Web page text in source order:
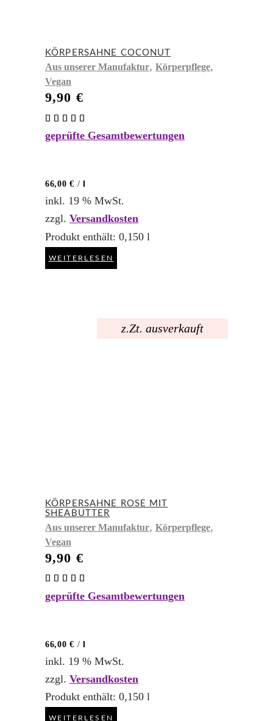
KÖRPERSAHNE COCONUT
Aus unserer Manufaktur, Körperpflege,
Vegan
9,90 €
5.00
geprüfte Gesamtbewertungen
66,00€ /l
inkl. 19 % MwSt.
zzgl. Versandkosten
Produkt enthält: 0,150 l
WEITERLESEN
z.Zt. ausverkauft
KÖRPERSAHNE ROSE MIT
SHEABUTTER
Aus unserer Manufaktur, Körperpflege,
Vegan
9,90 €
5.00
geprüfte Gesamtbewertungen
66,00€ /l
inkl. 19 % MwSt.
zzgl. Versandkosten
Produkt enthält: 0,150 l
WEITERLESEN